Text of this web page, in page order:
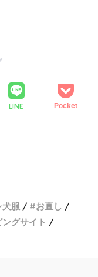
LINE Pocket
犬服
お直し
グサイト